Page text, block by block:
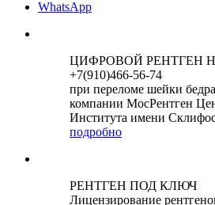
WhatsApp
ЦИФРОВОЙ РЕНТГЕН
+7(910)466-56-74
при переломе шейки
компании МосРентген
Института имени
подробно
РЕНТГЕН ПОД КЛЮЧ
Лицензирование